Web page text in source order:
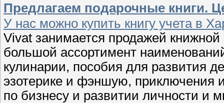
Предлагаем подарочные книги.
У нас можно купить книгу учета в
Vivat занимается продажей
большой ассортимент
кулинарии, пособия для развития
эзотерике и фэншую, приключения
по бизнесу и развитии личности и